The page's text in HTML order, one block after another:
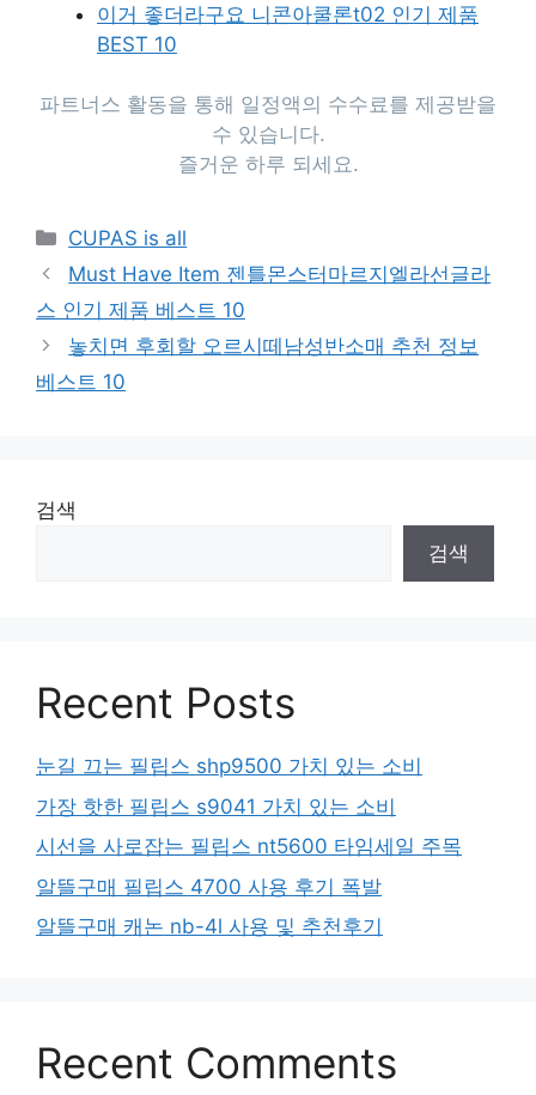
이거 좋더라구요 니콘아쿨론t02 인기 제품
BEST 10
파트너스 활동을 통해 일정액의 수수료를 제공받을
수 있습니다.
즐거운 하루 되세요.
Categories
CUPAS is all
Must Have Item 젠틀몬스터마르지엘라선글라
스 인기 제품 베스트 10
놓치면 후회할 오르시떼남성반소매 추천 정보
베스트 10
검색
검색
Recent Posts
눈길 끄는 필립스 shp9500 가치 있는 소비
가장 핫한 필립스 s9041 가치 있는 소비
시선을 사로잡는 필립스 nt5600 타임세일 주목
알뜰구매 필립스 4700 사용 후기 폭발
알뜰구매 캐논 nb-4l 사용 및 추천후기
Recent Comments